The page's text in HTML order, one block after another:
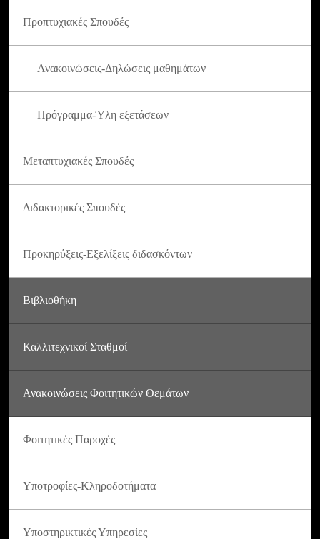
Προπτυχιακές Σπουδές
Ανακοινώσεις-Δηλώσεις μαθημάτων
Πρόγραμμα-Ύλη εξετάσεων
Μεταπτυχιακές Σπουδές
Διδακτορικές Σπουδές
Προκηρύξεις-Εξελίξεις διδασκόντων
Βιβλιοθήκη
Καλλιτεχνικοί Σταθμοί
Ανακοινώσεις Φοιτητικών Θεμάτων
Φοιτητικές Παροχές
Υποτροφίες-Κληροδοτήματα
Υποστηρικτικές Υπηρεσίες